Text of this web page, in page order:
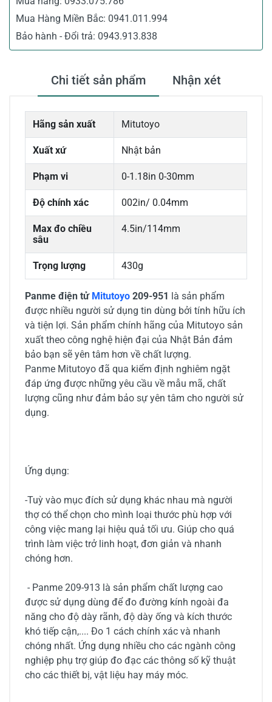
Mua Hàng Miền Bắc: 0941.011.994
Bảo hành - Đổi trả: 0943.913.838
Chi tiết sản phẩm Nhận xét
Hãng sản xuất Mitutoyo
Xuất xứ Nhật bản
Phạm vi 0-1.18in 0-30mm
Độ chính xác 002in/ 0.04mm
Max đo chiều
sâu
4.5in/114mm
Trọng lượng 430g
Panme điện tửMitutoyo 209-951 là sản phẩm
được nhiều người sử dụng tin dùng bởi tính hữu ích
và tiện lợi. Sản phẩm chính hãng của Mitutoyo sản
xuất theo công nghệ hiện đại của Nhật Bản đảm
bảo bạn sẽ yên tâm hơn về chất lượng.
Panme Mitutoyo đã qua kiểm định nghiêm ngặt
đáp ứng được những yêu cầu về mẫu mã, chất
lượng cũng như đảm bảo sự yên tâm cho người sử
dụng.
Ứng dụng:
-Tuỳ vào mục đích sử dụng khác nhau mà người
thợ có thể chọn cho mình loại thước phù hợp với
công việc mang lại hiệu quả tối ưu. Giúp cho quá
trình làm việc trở linh hoạt, đơn giản và nhanh
chóng hơn.
- Panme 209-913 là sản phẩm chất lượng cao
được sử dụng dùng để đo đường kính ngoài đa
năng cho độ dày rãnh, độ dày ống và kích thước
khó tiếp cận,.... Đo 1 cách chính xác và nhanh
chóng nhất. Ứng dụng nhiều cho các ngành công
nghiệp phụ trợ giúp đo đạc các thông số kỹ thuật
cho các thiết bị, vật liệu hay máy móc.